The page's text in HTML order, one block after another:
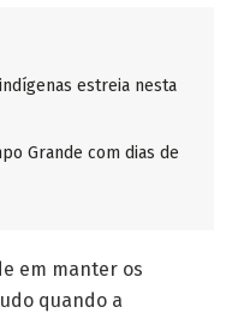
estreia nesta
Grande com dias de
em manter os
quando a